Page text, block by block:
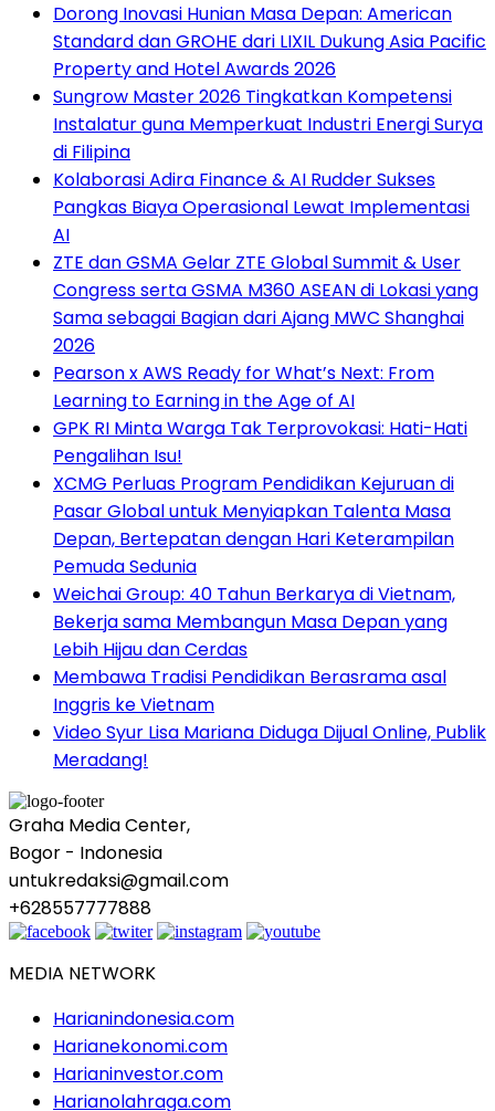
Dorong Inovasi Hunian Masa Depan: American
Standard dan GROHE dari LIXIL Dukung Asia Pacific
Property and Hotel Awards 2026
Sungrow Master 2026 Tingkatkan Kompetensi
Instalatur guna Memperkuat Industri Energi Surya
di Filipina
Kolaborasi Adira Finance & AI Rudder Sukses
Pangkas Biaya Operasional Lewat Implementasi
AI
ZTE dan GSMA Gelar ZTE Global Summit & User
Congress serta GSMA M360 ASEAN di Lokasi yang
Sama sebagai Bagian dari Ajang MWC Shanghai
2026
Pearson x AWS Ready for What’s Next: From
Learning to Earning in the Age of AI
GPK RI Minta Warga Tak Terprovokasi: Hati-Hati
Pengalihan Isu!
XCMG Perluas Program Pendidikan Kejuruan di
Pasar Global untuk Menyiapkan Talenta Masa
Depan, Bertepatan dengan Hari Keterampilan
Pemuda Sedunia
Weichai Group: 40 Tahun Berkarya di Vietnam,
Bekerja sama Membangun Masa Depan yang
Lebih Hijau dan Cerdas
Membawa Tradisi Pendidikan Berasrama asal
Inggris ke Vietnam
Video Syur Lisa Mariana Diduga Dijual Online, Publik
Meradang!
Graha Media Center,
Bogor - Indonesia
untukredaksi@gmail.com
+628557777888
MEDIA NETWORK
Harianindonesia.com
Harianekonomi.com
Harianinvestor.com
Harianolahraga.com